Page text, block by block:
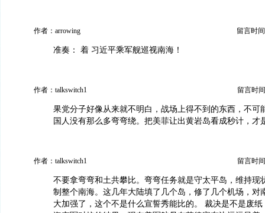
作者：arrowing 留言时
准奏： 着 习近平乘军舰巡视南海！
作者：talkswitch1 留言时
果党分子好像从来就不明白，战场上得不到的东西，不可
国人没有那么多弯弯绕。把美菲让出黄岩岛看成秒计，才
作者：talkswitch1 留言时
不要拿弯弯和土共攀比。弯弯任务就是守太平岛，维持现
制整个南海。这几年大陆填了几个岛，修了几个机场，对
大加强了，这个不是什么宣誓秀能比的。 裁决是不是废